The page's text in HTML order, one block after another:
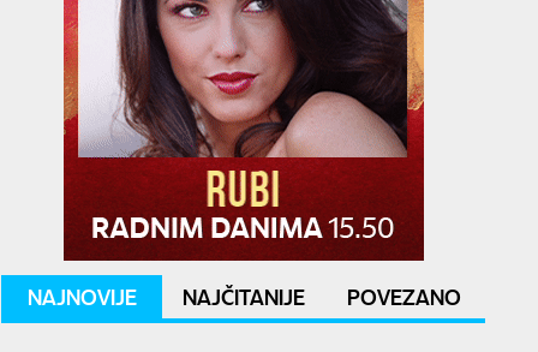
NAJNOVIJE NAJČITANIJE POVEZANO